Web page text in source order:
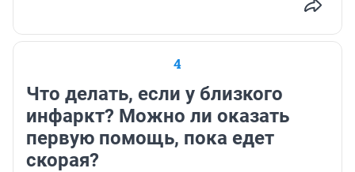
4
Что делать, если у близкого
инфаркт? Можно ли оказать
первую помощь, пока едет
скорая?